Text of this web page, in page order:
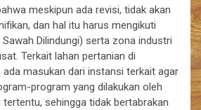
meskipun ada revisi, tidak akan
dan hal itu harus mengikuti
Dilindungi) serta zona industri
Terkait lahan pertanian di
ada masukan dari instansi terkait agar
program yang dilakukan oleh
sehingga tidak bertabrakan